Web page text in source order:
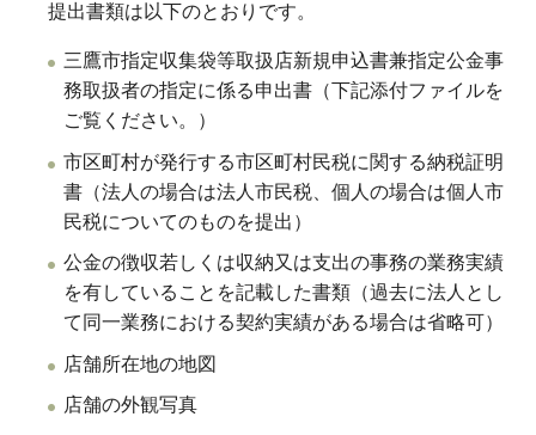
提出書類は以下のとおりです。
三鷹市指定収集袋等取扱店新規申込書兼指定公金事
務取扱者の指定に係る申出書（下記添付ファイルを
ご覧ください。）
市区町村が発行する市区町村民税に関する納税証明
書（法人の場合は法人市民税、個人の場合は個人市
民税についてのものを提出）
公金の徴収若しくは収納又は支出の事務の業務実績
を有していることを記載した書類（過去に法人とし
て同一業務における契約実績がある場合は省略可）
店舗所在地の地図
店舗の外観写真